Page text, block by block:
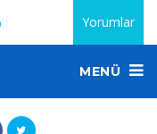
Yorumlar
MENÜ